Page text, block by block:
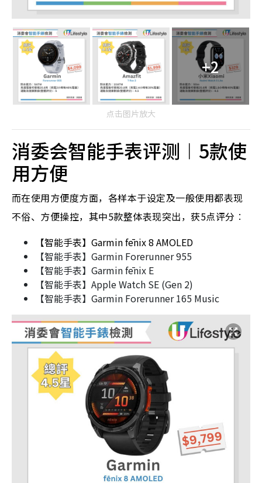
+2
点击图片放大
消委会智能手表评测︱5款使
用方便
而在使用方便度方面，各样本于设定及一般使用都表现
不俗、方便操控，其中5款整体表现突出，获5点评分︰
【智能手表】Garmin fēnix 8 AMOLED
【智能手表】Garmin Forerunner 955
【智能手表】Garmin fēnix E
【智能手表】Apple Watch SE (Gen 2)
【智能手表】Garmin Forerunner 165 Music